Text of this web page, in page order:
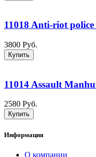
11018 Anti-riot
3800 Руб.
Купить
11014 Assault
2580 Руб.
Купить
Информация
О компании